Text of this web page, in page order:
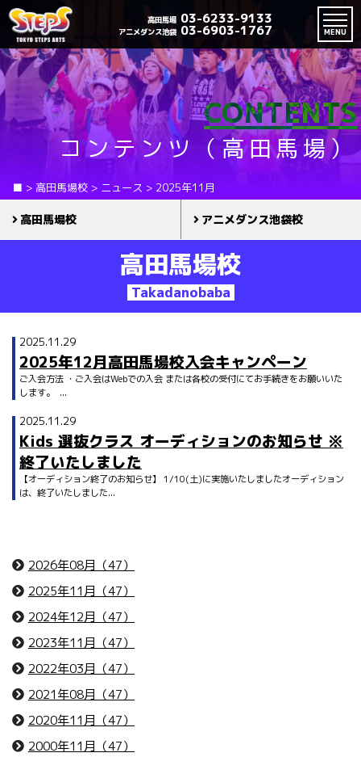
高田馬場 03-6233-9133
アニメダンス池袋 03-6903-1767 MENU
CONTENTS
コンテンツ（高田馬場）
■ > 高田馬場校 > ニュース > 2025年11月
高田馬場校 アニメダンス池袋校
高田馬場校
Takadanobaba
2025.11.29
2025年12月高田馬場校入会キャンペーン
ご入会方法 ・ご入会はWebでの入会 または各校の受付にてお手続きをお願いいた
します。 ...
2025.11.29
Kids 選抜クラス オーディションのお知らせ ※
終了いたしました
【オーディション終了のお知らせ】 1/10(土)に実施いたしましたオーディション
は、終了いたしました...
2026年08月（47）
2025年11月（47）
2024年12月（47）
2023年11月（47）
2022年03月（47）
2021年08月（47）
2020年11月（47）
2000年11月（47）